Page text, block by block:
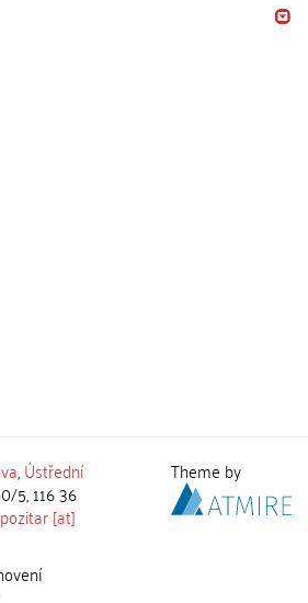
,Ústřední
5, 116 36
[at]
Theme by